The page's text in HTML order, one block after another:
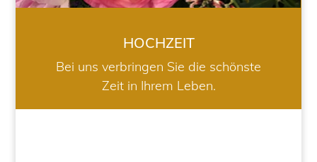
HOCHZEIT
Bei uns verbringen Sie die schönste
Zeit in Ihrem Leben.